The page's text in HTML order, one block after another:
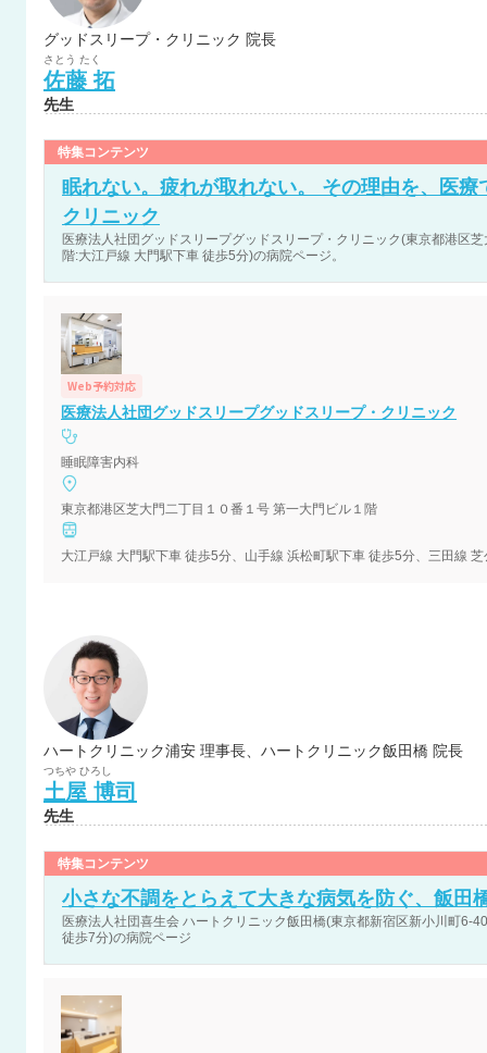
グッドスリープ・クリニック 院長
さとう たく
佐藤 拓
先生
特集コンテンツ
眠れない。疲れが取れない。 その理由を、医
クリニック
医療法人社団グッドスリープグッドスリープ・クリニック(東京都港区
階:大江戸線 大門駅下車 徒歩5分)の病院ページ。
Web予約対応
医療法人社団グッドスリープグッドスリープ・クリニック
睡眠障害内科
東京都港区芝大門二丁目１０番１号 第一大門ビル１階
大江戸線 大門駅下車 徒歩5分、山手線 浜松町駅下車 徒歩5分、三田線
ハートクリニック浦安 理事長、ハートクリニック飯田橋 院長
つちや ひろし
土屋 博司
先生
特集コンテンツ
小さな不調をとらえて大きな病気を防ぐ、飯田
医療法人社団喜生会 ハートクリニック飯田橋(東京都新宿区新小川町6-
徒歩7分)の病院ページ